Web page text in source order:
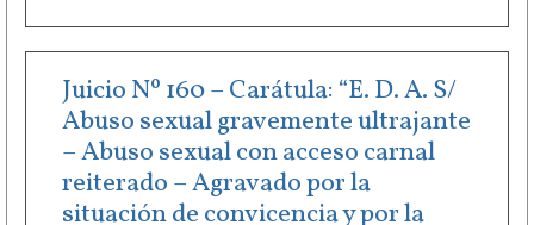
Juicio Nº 160 – Carátula: “E. D. A. S/
Abuso sexual gravemente ultrajante
– Abuso sexual con acceso carnal
reiterado – Agravado por la
situación de convicencia y por la